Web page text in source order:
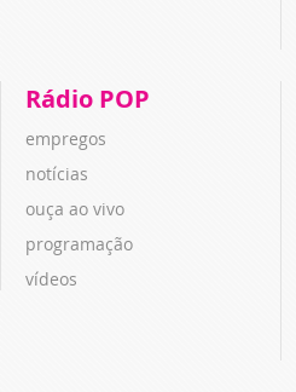
Rádio POP
empregos
notícias
ouça ao vivo
programação
vídeos